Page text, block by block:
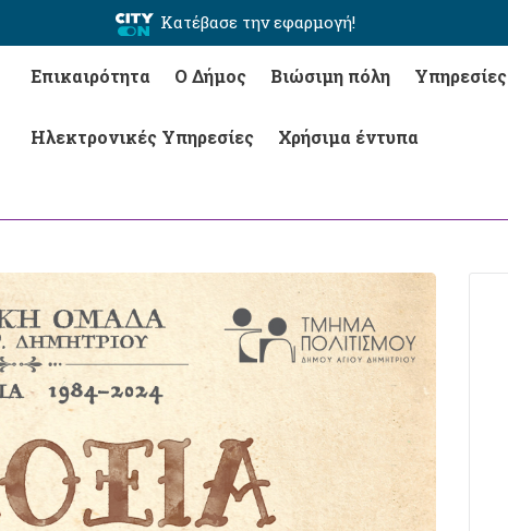
Κατέβασε την εφαρμογή!
Επικαιρότητα Ο Δήμος Βιώσιμη πόλη Υπηρεσίες
Ηλεκτρονικές Υπηρεσίες Χρήσιμα έντυπα